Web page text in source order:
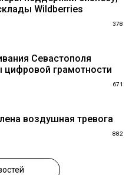
Wildberries
378
Севастополя
цифровой грамотности
671
воздушная тревога
882